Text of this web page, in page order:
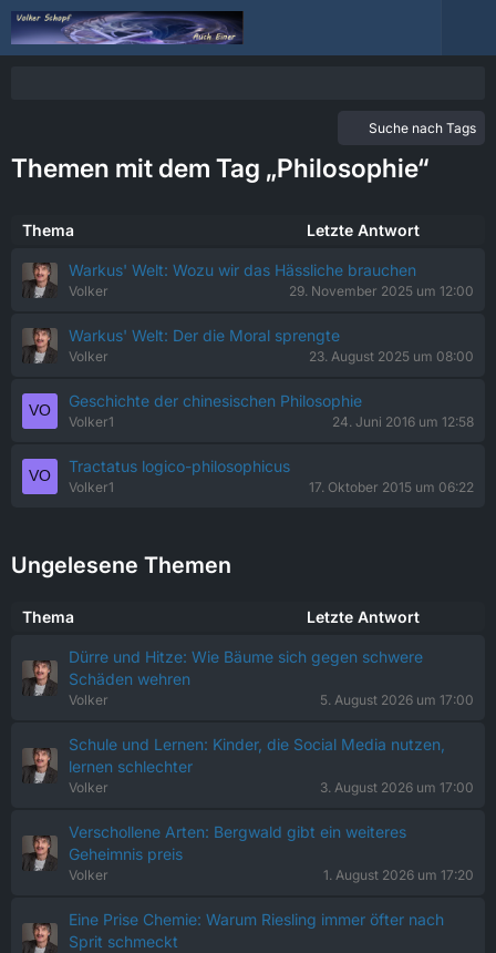
Suche nach Tags
Themen mit dem Tag „Philosophie“
Thema Letzte Antwort
Warkus' Welt: Wozu wir das Hässliche brauchen
Volker 29. November 2025 um 12:00
Warkus' Welt: Der die Moral sprengte
Volker 23. August 2025 um 08:00
Geschichte der chinesischen Philosophie
Volker1 24. Juni 2016 um 12:58
Tractatus logico-philosophicus
Volker1 17. Oktober 2015 um 06:22
Ungelesene Themen
Thema Letzte Antwort
Dürre und Hitze: Wie Bäume sich gegen schwere
Schäden wehren
Volker 5. August 2026 um 17:00
Schule und Lernen: Kinder, die Social Media nutzen,
lernen schlechter
Volker 3. August 2026 um 17:00
Verschollene Arten: Bergwald gibt ein weiteres
Geheimnis preis
Volker 1. August 2026 um 17:20
Eine Prise Chemie: Warum Riesling immer öfter nach
Sprit schmeckt